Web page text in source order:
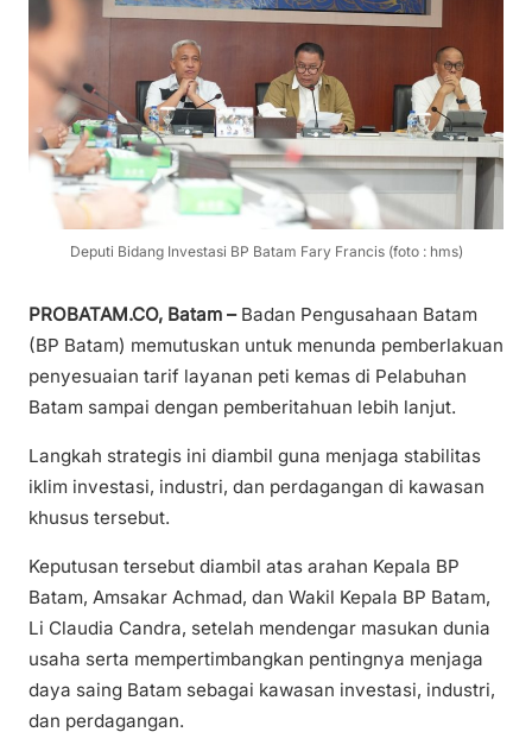
Deputi Bidang Investasi BP Batam Fary Francis (foto : hms)
PROBATAM.CO, Batam –Badan Pengusahaan Batam
(BP Batam) memutuskan untuk menunda pemberlakuan
penyesuaian tarif layanan peti kemas di Pelabuhan
Batam sampai dengan pemberitahuan lebih lanjut.
Langkah strategis ini diambil guna menjaga stabilitas
iklim investasi, industri, dan perdagangan di kawasan
khusus tersebut.
Keputusan tersebut diambil atas arahan Kepala BP
Batam, Amsakar Achmad, dan Wakil Kepala BP Batam,
Li Claudia Candra, setelah mendengar masukan dunia
usaha serta mempertimbangkan pentingnya menjaga
daya saing Batam sebagai kawasan investasi, industri,
dan perdagangan.